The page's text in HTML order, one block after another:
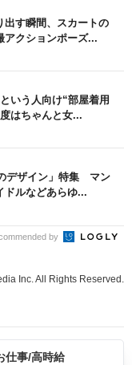
出す瞬間、スカートの
クションポーズ...
いう人向け“部屋着用
はちゃんと女...
デザイン」特集 マン
ドルなどあらゆ...
by
Inc. All Rights Reserved.
仕事/高時給